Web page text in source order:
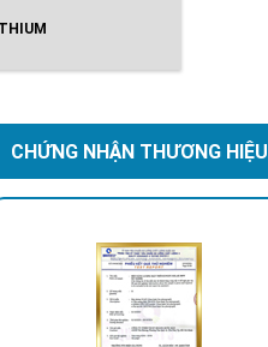
CHỨNG NHẬN THƯƠNG HIỆU